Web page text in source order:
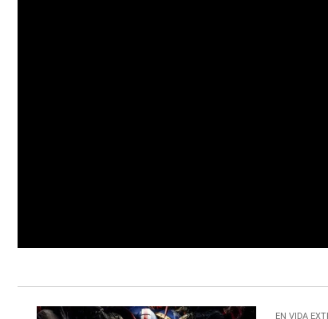
EN VIDA